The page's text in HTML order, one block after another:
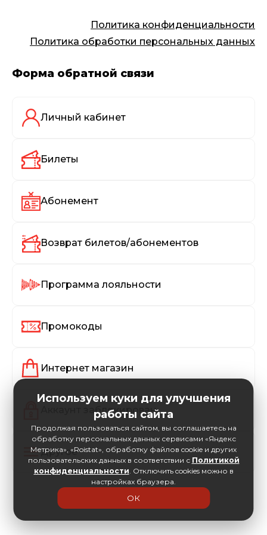
Политика конфиденциальности
Политика обработки персональных данных
Форма обратной связи
Личный кабинет
Билеты
Абонемент
Возврат билетов/абонементов
Программа лояльности
Промокоды
Интернет магазин
Аккаунт заблокирован
Другое
Используем куки для улучшения
работы сайта
Продолжая пользоваться сайтом, вы соглашаетесь на
обработку персональных данных сервисами «Яндекс
Метрика», «Roistat», обработку файлов cookie и других
пользовательских данных в соответствии с Политикой
конфиденциальности. Отключить cookies можно в
настройках браузера.
ОК